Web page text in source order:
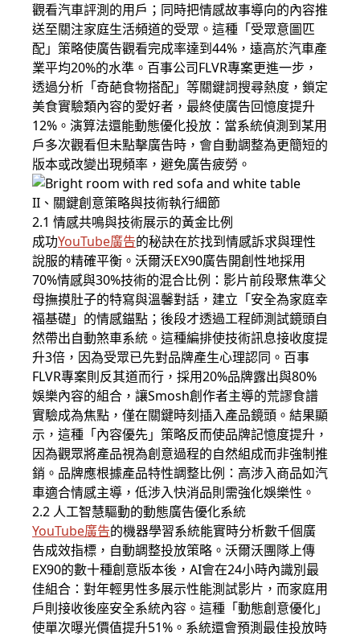
觀看汽車評測的用戶；同時把情感故事導向的內容推
送至關注家庭生活頻道的受眾。這種「受眾意圖匹
配」策略使廣告觀看完成率達到44%，遠高於汽車產
業平均20%的水準。百事公司FLVR專案更進一步，
透過分析「奇葩食物搭配」等關鍵詞搜尋熱度，鎖定
美食實驗類內容的愛好者，最終使廣告回憶度提升
12%。演算法還能動態優化投放：當系統偵測到某用
戶多次觀看但未點擊廣告時，會自動調整為更簡短的
版本或改變出現頻率，避免廣告疲勞。
II、關鍵創意策略與技術執行細節
2.1 情感共鳴與技術展示的黃金比例
成功YouTube廣告的秘訣在於找到情感訴求與理性
說服的精確平衡。沃爾沃EX90廣告開創性地採用
70%情感與30%技術的混合比例：影片前段聚焦準父
母撫摸肚子的特寫與溫馨對話，建立「安全為家庭幸
福基礎」的情感錨點；後段才透過工程師測試鏡頭自
然帶出自動煞車系統。這種編排使技術訊息接收度提
升3倍，因為受眾已先對品牌產生心理認同。百事
FLVR專案則反其道而行，採用20%品牌露出與80%
娛樂內容的組合，讓Smosh創作者主導的荒謬食譜
實驗成為焦點，僅在關鍵時刻插入產品鏡頭。結果顯
示，這種「內容優先」策略反而使品牌記憶度提升，
因為觀眾將產品視為創意過程的自然組成而非強制推
銷。品牌應根據產品特性調整比例：高涉入商品如汽
車適合情感主導，低涉入快消品則需強化娛樂性。
2.2 人工智慧驅動的動態廣告優化系統
YouTube廣告的機器學習系統能實時分析數千個廣
告成效指標，自動調整投放策略。沃爾沃團隊上傳
EX90的數十種創意版本後，AI會在24小時內識別最
佳組合：對年輕男性多展示性能測試影片，而家庭用
戶則接收後座安全系統內容。這種「動態創意優化」
使單次曝光價值提升51%。系統還會預測最佳投放時